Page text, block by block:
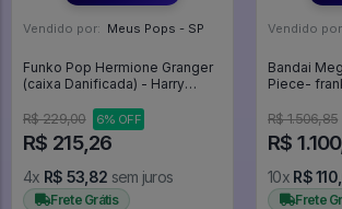
Vendido por: Meus Pops - SP
Funko Pop Hermione Granger
(caixa Danificada) - Harry
R$ 229,00
6% OFF
R$ 215,26
4x R$ 53,82 sem juros
Frete Grátis
Vendido
Bandai
Piece-
R$ 1.506,85
R$
10x R$
Frete